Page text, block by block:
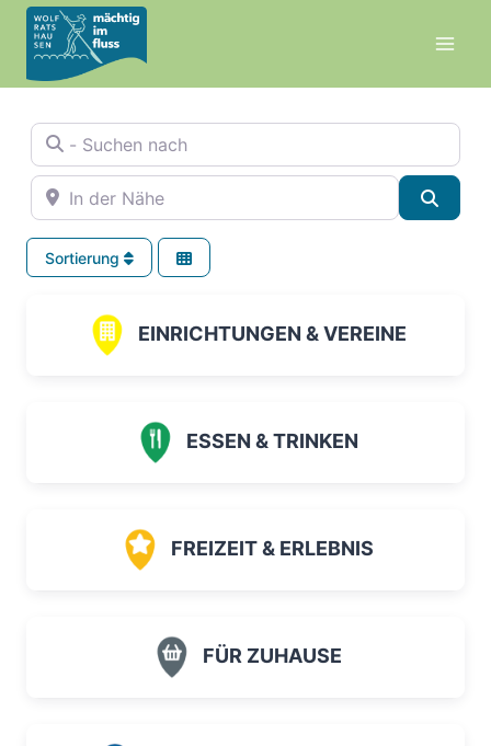
Zum
Inhalt
springen
- Suchen nach
In der Nähe
Sortierung
EINRICHTUNGEN & VEREINE
ESSEN & TRINKEN
FREIZEIT & ERLEBNIS
FÜR ZUHAUSE